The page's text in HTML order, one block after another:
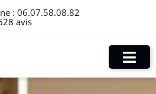
: 06.07.58.08.82
avis